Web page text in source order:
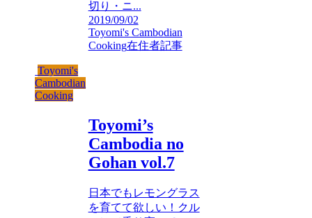
切り・ニ...
2019/09/02
Toyomi's Cambodian
Cooking在住者記事
Toyomi's
Cambodian
Cooking
Toyomi’s
Cambodia no
Gohan vol.7
日本でもレモングラス
を育てて欲しい！クル